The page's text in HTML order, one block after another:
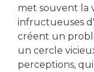
met souvent la
infructueuses
créent un
un cercle
perceptions,